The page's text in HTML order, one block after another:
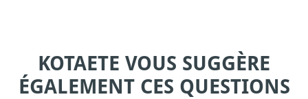
KOTAETE VOUS SUGGÈRE
ÉGALEMENT CES QUESTIONS